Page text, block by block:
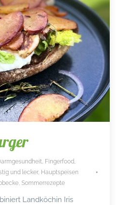
, Fingerfood,
und lecker, Hauptspeisen
, Sommerrezepte
Landköchin Iris